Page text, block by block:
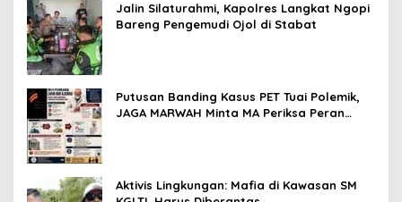
Jalin Silaturahmi, Kapolres Langkat Ngopi
Bareng Pengemudi Ojol di Stabat
Putusan Banding Kasus PET Tuai Polemik,
JAGA MARWAH Minta MA Periksa Peran
Aktivis Lingkungan: Mafia di Kawasan SM